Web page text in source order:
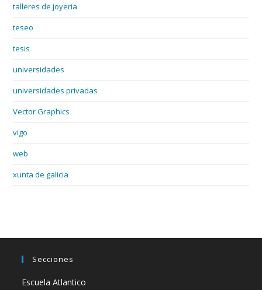
talleres de joyeria
teseo
tesis
universidades
universidades privadas
Vector Graphics
vigo
web
xunta de galicia
Secciones
Escuela Atlantico